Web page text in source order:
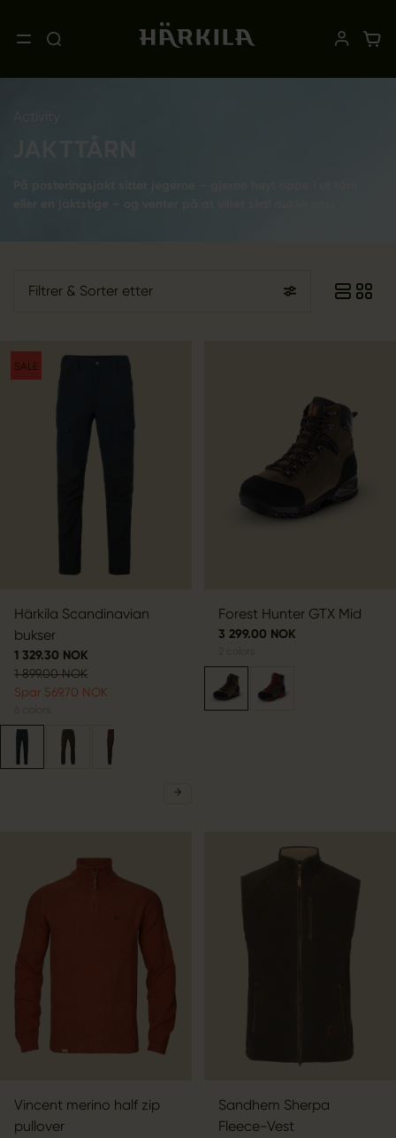
Filtrer & Sorter etter
SALE
Härkila Scandinavian
bukser
1 329.30 NOK
1 899.00 NOK
Spar 569.70 NOK
Forest Hunter GTX Mid
3 299.00 NOK
Vincent merino half zip
pullover
Sandhem Sherpa
Fleece-Vest